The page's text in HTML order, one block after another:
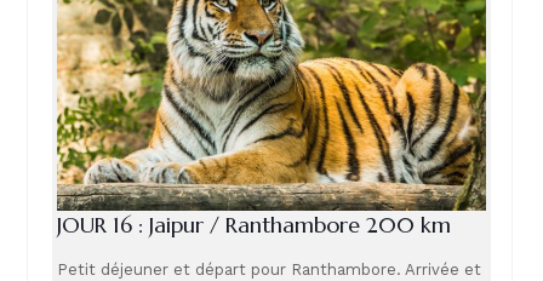
JOUR 16 : Jaipur / Ranthambore 200 km
Petit déjeuner et départ pour Ranthambore. Arrivée et